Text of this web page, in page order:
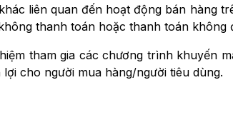
liên quan đến hoạt động bán hàng
thanh toán hoặc thanh toán không
tham gia các chương trình khuyến
cho người mua hàng/người tiêu dùng.